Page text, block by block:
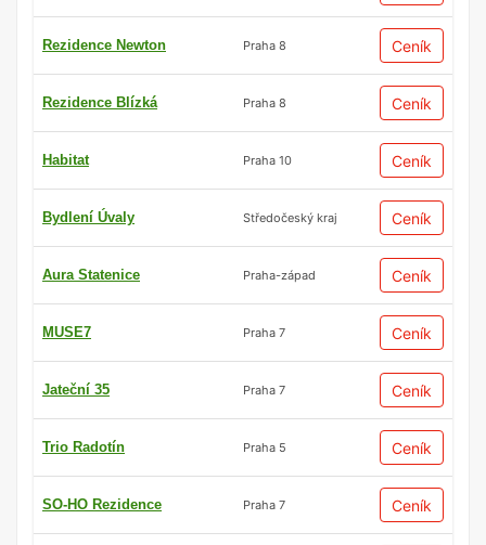
Rezidence Newton Praha 8 Ceník
Rezidence Blízká Praha 8 Ceník
Habitat Praha 10 Ceník
Bydlení Úvaly Středočeský kraj Ceník
Aura Statenice Praha-západ Ceník
MUSE7 Praha 7 Ceník
Jateční 35 Praha 7 Ceník
Trio Radotín Praha 5 Ceník
SO-HO Rezidence Praha 7 Ceník